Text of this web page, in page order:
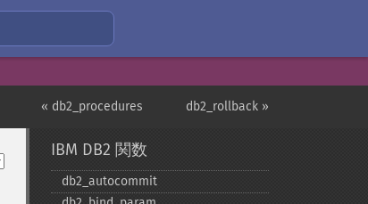
db2_rollback »
« db2_procedures
IBM DB2 関数
db2_​autocommit